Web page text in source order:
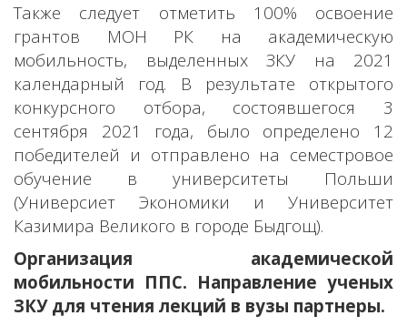
Также следует отметить 100% освоение
грантов МОН РК на академическую
мобильность, выделенных ЗКУ на 2021
календарный год. В результате открытого
конкурсного отбора, состоявшегося 3
сентября 2021 года, было определено 12
победителей и отправлено на семестровое
обучение в университеты Польши
(Универсиет Экономики и Университет
Казимира Великого в городе Быдгощ).
Организация академической
мобильности ППС. Направление ученых
ЗКУ для чтения лекций в вузы партнеры.